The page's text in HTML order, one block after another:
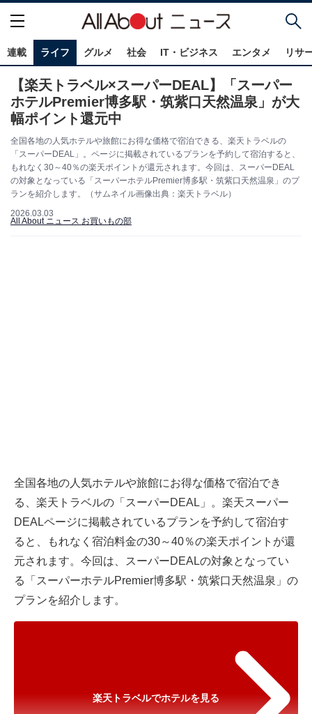
連載 ライフ グルメ 社会 IT・ビジネス エンタメ リサ
【楽天トラベル×スーパーDEAL】「スーパー
ホテルPremier博多駅・筑紫口天然温泉」が大
幅ポイント還元中
全国各地の人気ホテルや旅館にお得な価格で宿泊できる、楽天トラベルの
「スーパーDEAL」。ページに掲載されているプランを予約して宿泊すると、
もれなく30～40％の楽天ポイントが還元されます。今回は、スーパーDEAL
の対象となっている「スーパーホテルPremier博多駅・筑紫口天然温泉」のプ
ランを紹介します。（サムネイル画像出典：楽天トラベル）
2026.03.03
All About ニュース お買いもの部
全国各地の人気ホテルや旅館にお得な価格で宿泊でき
る、楽天トラベルの「スーパーDEAL」。楽天スーパー
DEALページに掲載されているプランを予約して宿泊す
ると、もれなく宿泊料金の30～40％の楽天ポイントが還
元されます。今回は、スーパーDEALの対象となってい
る「スーパーホテルPremier博多駅・筑紫口天然温泉」の
プランを紹介します。
楽天トラベルでホテルを見る